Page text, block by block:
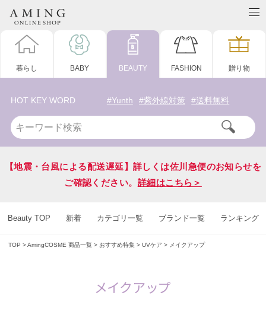
暮らし BABY BEAUTY FASHION 贈り物
HOT KEY WORD #Yunth #紫外線対策 #送料無料
【地震・台風による配送遅延】詳しくは佐川急便のお知らせを
ご確認ください。 詳細はこちら＞
Beauty TOP 新着 カテゴリ一覧 ブランド一覧 ランキング
TOP AmingCOSME 商品一覧 おすすめ特集 UVケア メイクアップ
メイクアップ